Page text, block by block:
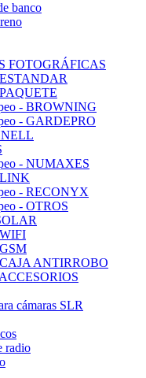
banco
FOTOGRÁFICAS
ESTANDAR
PAQUETE
- BROWNING
- GARDEPRO
- NUMAXES
- RECONYX
- OTROS
WIFI
CAJA ANTIRROBO
cámaras SLR
radio